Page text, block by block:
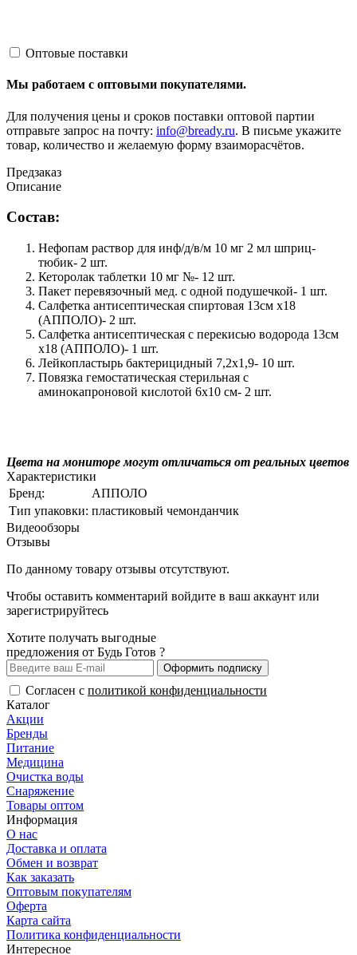
Оптовые поставки
Мы работаем с оптовыми покупателями.
Для получения цены и сроков поставки оптовой партии
отправьте запрос на почту: info@bready.ru. В письме укажите
товар, количество и желаемую форму взаиморасчётов.
Предзаказ
Описание
Состав:
Нефопам раствор для инф/д/в/м 10 мг 2 мл шприц-
тюбик- 2 шт.
Кеторолак таблетки 10 мг №- 12 шт.
Пакет перевязочный мед. с одной подушечкой- 1 шт.
Салфетка антисептическая спиртовая 13см x18
(АППОЛО)- 2 шт.
Салфетка антисептическая с перекисью водорода 13см
x18 (АППОЛО)- 1 шт.
Лейкопластырь бактерицидный 7,2x1,9- 10 шт.
Повязка гемостатическая стерильная с
аминокапроновой кислотой 6x10 см- 2 шт.
Цвета на мониторе могут отличаться от реальных цветов
Характеристики
Бренд:
АППОЛО
Тип упаковки: пластиковый чемонданчик
Видеообзоры
Отзывы
По данному товару отзывы отсутствуют.
Чтобы оставить комментарий войдите в ваш аккаунт или
зарегистрируйтесь
Хотите получать выгодные
предложения от Будь Готов ?
Оформить подписку
Согласен с политикой конфиденциальности
Каталог
Акции
Бренды
Питание
Медицина
Очистка воды
Снаряжение
Товары оптом
Информация
О нас
Доставка и оплата
Обмен и возврат
Как заказать
Оптовым покупателям
Оферта
Карта сайта
Политика конфиденциальности
Интересное